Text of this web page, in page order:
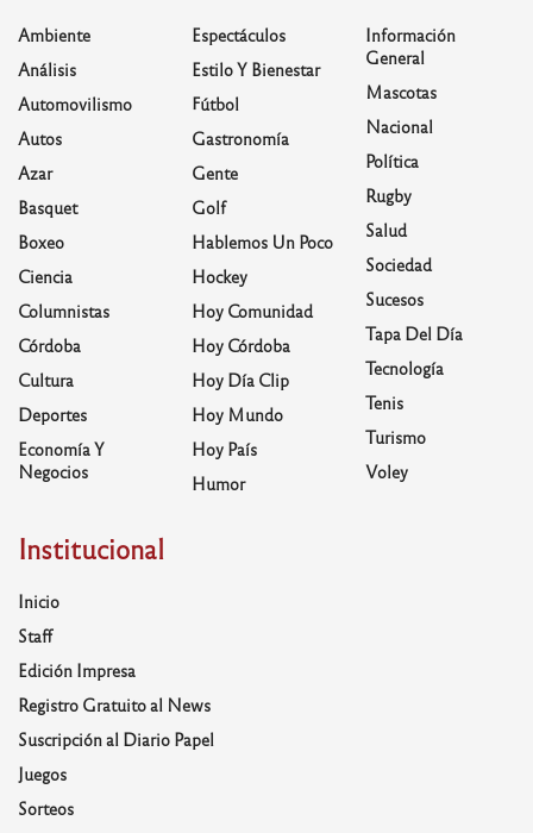
Ambiente
Análisis
Automovilismo
Autos
Azar
Basquet
Boxeo
Ciencia
Columnistas
Córdoba
Cultura
Deportes
Economía Y
Negocios
Espectáculos
Estilo Y Bienestar
Fútbol
Gastronomía
Gente
Golf
Hablemos Un Poco
Hockey
Hoy Comunidad
Hoy Córdoba
Hoy Día Clip
Hoy Mundo
Hoy País
Humor
Información
General
Mascotas
Nacional
Política
Rugby
Salud
Sociedad
Sucesos
Tapa Del Día
Tecnología
Tenis
Turismo
Voley
Institucional
Inicio
Staff
Edición Impresa
Registro Gratuito al News
Suscripción al Diario Papel
Juegos
Sorteos